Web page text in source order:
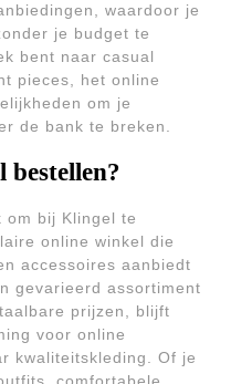
waardoor je
je budget te
bent naar casual
pieces, het online
om je
de bank te breken.
om bij Klingel te
online winkel die
accessoires aanbiedt
gevarieerd assortiment
prijzen, blijft
voor online
kwaliteitskleding. Of je